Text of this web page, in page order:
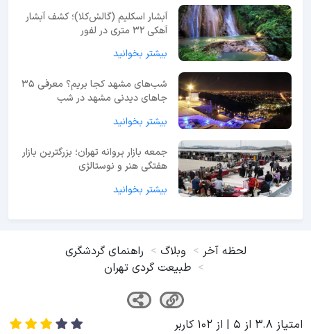
آبشار اسکلیم (گالش‌کلا)؛ کشف آبشار
آهکی ۳۲ متری در لفور
بیشتر بخوانید
شب‌های مشهد کجا بریم؟ معرفی 35
جاهای دیدنی مشهد در شب
بیشتر بخوانید
جمعه بازار پروانه تهران؛ بزرگترین بازار
هفتگی هنر و نوستالژی
بیشتر بخوانید
لحظه آخر وبلاگ
راهنمای گردشگری
طبیعت گردی تهران
امتیاز 3.8 از 5 | از 102 کاربر